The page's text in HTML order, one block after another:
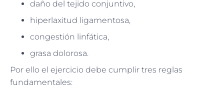
daño del tejido conjuntivo,
hiperlaxitud ligamentosa,
congestión linfática,
grasa dolorosa.
Por ello el ejercicio debe cumplir tres reglas
fundamentales: